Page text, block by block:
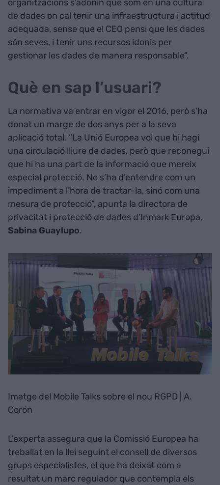
organitzacions s’adonin que som en una cultura
de dades on cal tenir una infraestructura i actitud
adequada, sense que el CEO pensi que les dades
són seves, i tenir uns recursos idonis per
gestionar les dades de manera responsable”.
Què en sap l’usuari?
La normativa va entrar en vigor el 2016, però s’ha
donat un marge de dos anys per a la seva
aplicació total. “La Unió Europea vol que hi hagi
una circulació lliure de dades, però que reconegui
que hi ha una part de la informació que mereix
especial protecció. No s’ha d’entendre com un
impediment a l’hora de tractar-la, sinó com una
mesura de protecció”, apunta la directora de
privacitat i protecció de dades d’Inmark Europa,
Sabina Guaylupo.
Imatge del Mobile Talks sobre el nou RGPD | A.
Corón
L’experta assegura que la Comissió Europea ha
treballat en la llei seguint el consell de diversos
grups especialistes, el que ha deixat com a
resultat un marc regulador que contempla els